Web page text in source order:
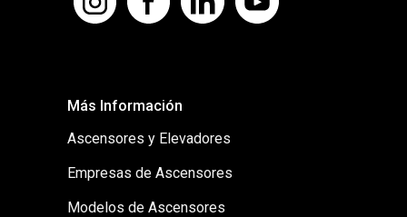
Más Información
Ascensores y Elevadores
Empresas de Ascensores
Modelos de Ascensores